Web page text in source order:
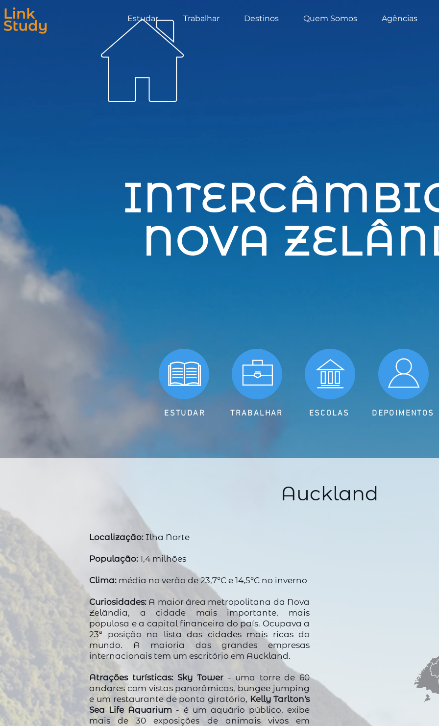
Estudar Trabalhar Destinos Quem Somos Agências
NOVA
ESTUDAR TRABALHAR ESCOLAS DEPOIMENTOS
Auckland
Localização: Ilha Norte
População: 1,4 milhões
Clima: média no verão de 23,7°C e 14,5°C no inverno
Curiosidades: A maior área metropolitana da Nova
Zelândia, a cidade mais importante, mais
populosa e a capital financeira do país. Ocupava a
23ª posição na lista das cidades mais ricas do
mundo. A maioria das grandes empresas
internacionais tem um escritório em Auckland.
Atrações turísticas: Sky Tower- uma torre de 60
andares com vistas panorâmicas, bungee jumping
e um restaurante de ponta giratório, Kelly Tarlton's
Sea Life Aquarium - é um aquário público, exibe
mais de 30 exposições de animais vivos em